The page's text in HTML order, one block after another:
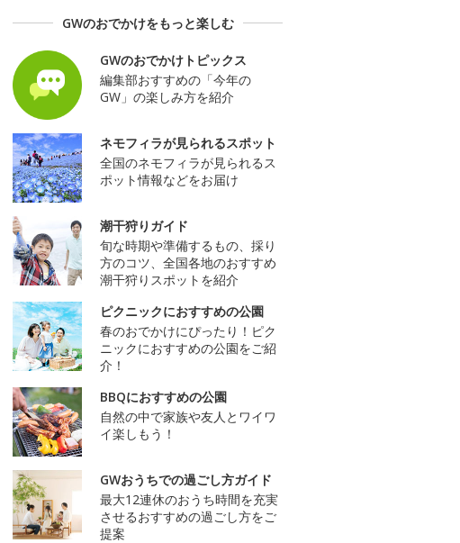
GWのおでかけをもっと楽しむ
GWのおでかけトピックス
編集部おすすめの「今年の
GW」の楽しみ方を紹介
ネモフィラが見られるスポット
全国のネモフィラが見られるス
ポット情報などをお届け
潮干狩りガイド
旬な時期や準備するもの、採り
方のコツ、全国各地のおすすめ
潮干狩りスポットを紹介
ピクニックにおすすめの公園
春のおでかけにぴったり！ピク
ニックにおすすめの公園をご紹
介！
BBQにおすすめの公園
自然の中で家族や友人とワイワ
イ楽しもう！
GWおうちでの過ごし方ガイド
最大12連休のおうち時間を充実
させるおすすめの過ごし方をご
提案